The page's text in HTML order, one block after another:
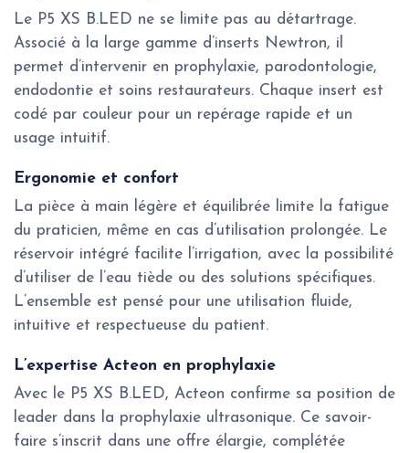
Le P5 XS B.LED ne se limite pas au détartrage.
Associé à la large gamme d’inserts Newtron, il
permet d’intervenir en prophylaxie, parodontologie,
endodontie et soins restaurateurs. Chaque insert est
codé par couleur pour un repérage rapide et un
usage intuitif.
Ergonomie et confort
La pièce à main légère et équilibrée limite la fatigue
du praticien, même en cas d’utilisation prolongée. Le
réservoir intégré facilite l’irrigation, avec la possibilité
d’utiliser de l’eau tiède ou des solutions spécifiques.
L’ensemble est pensé pour une utilisation fluide,
intuitive et respectueuse du patient.
L’expertise Acteon en prophylaxie
Avec le P5 XS B.LED, Acteon confirme sa position de
leader dans la prophylaxie ultrasonique. Ce savoir-
faire s’inscrit dans une offre élargie, complétée